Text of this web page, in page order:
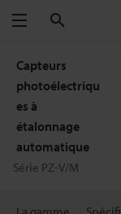
Menu
Capteurs
photoélectriqu
es à
étalonnage
automatique
Série PZ-V/M